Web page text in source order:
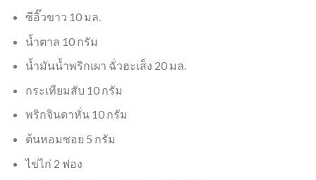
ซีอิ๊วขาว 10 มล.
น้ำตาล 10 กรัม
น้ำมันน้ำพริกเผา ฉั่วฮะเส็ง 20 มล.
กระเทียมสับ 10 กรัม
พริกจินดาหั่น 10 กรัม
ต้นหอมซอย 5 กรัม
ไข่ไก่ 2 ฟอง